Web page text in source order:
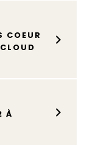
COEUR
À